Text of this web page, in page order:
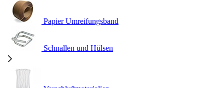
Papier Umreifungsband
Schnallen und Hülsen